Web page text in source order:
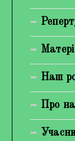
Наш
Про